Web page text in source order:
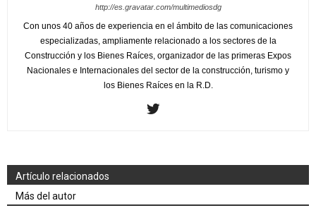
http://es.gravatar.com/multimediosdg
Con unos 40 años de experiencia en el ámbito de las comunicaciones
especializadas, ampliamente relacionado a los sectores de la
Construcción y los Bienes Raíces, organizador de las primeras Expos
Nacionales e Internacionales del sector de la construcción, turismo y
los Bienes Raíces en la R.D.
Artículo relacionados
Más del autor